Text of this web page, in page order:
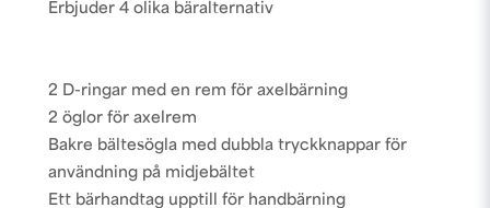
Erbjuder 4 olika bäralternativ
2 D-ringar med en rem för axelbärning
2 öglor för axelrem
Bakre bältesögla med dubbla tryckknappar för
användning på midjebältet
Ett bärhandtag upptill för handbärning